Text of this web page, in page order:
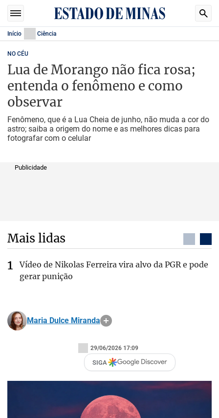
Início Ciência
NO CÉU
Lua de Morango não fica rosa;
entenda o fenômeno e como
observar
Fenômeno, que é a Lua Cheia de junho, não muda a cor do
astro; saiba a origem do nome e as melhores dicas para
fotografar com o celular
Publicidade
Mais lidas
Vídeo de Nikolas Ferreira vira alvo da PGR e pode
gerar punição
Maria Dulce Miranda
29/06/2026 17:09
SIGA